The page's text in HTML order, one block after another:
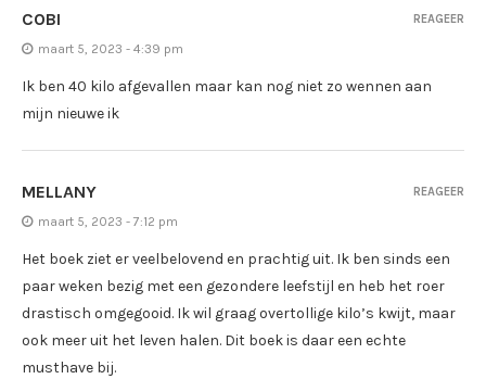
COBI
maart 5, 2023 - 4:39 pm
Ik ben 40 kilo afgevallen maar kan nog niet zo wennen aan
mijn nieuwe ik
REAGEER
MELLANY
maart 5, 2023 - 7:12 pm
Het boek ziet er veelbelovend en prachtig uit. Ik ben sinds een
paar weken bezig met een gezondere leefstijl en heb het roer
drastisch omgegooid. Ik wil graag overtollige kilo’s kwijt, maar
ook meer uit het leven halen. Dit boek is daar een echte
musthave bij.
REAGEER